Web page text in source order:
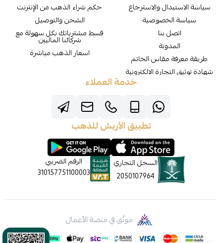
سياسة الاستبدال والاسترجاع
سياسة الخصوصية
اتصل بنا
المدونة
طريقة معرفة مقاس الخاتم
شهادة توثيق التجارة الالكترونية
حكم شراء الذهب من الإنترنت
الشحن والتوصيل
قسط مشترياتك بكل سهولة مع
شركائنا الماليين
اسعار الذهب مباشرة
خدمة العملاء
تطبيق الأربش للذهب
السجل التجاري
2050107964
الرقم الضريبي
310157751100003
موثّق في منصة الأعمال